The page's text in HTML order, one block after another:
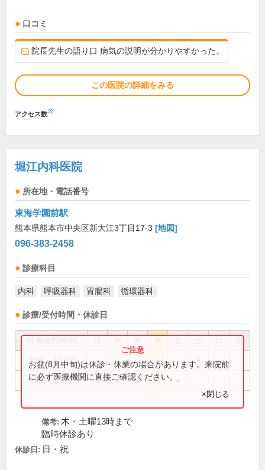
口コミ
院長先生の語り口 病気の説明が分かりやすかった。
この医院の詳細をみる
アクセス数※
堀江内科医院
所在地・電話番号
東海学園前駅
熊本県熊本市中央区新大江3丁目17-3 [地図]
096-383-2458
診療科目
内科 呼吸器科 胃腸科 循環器科
診療/受付時間・休診日
祝
9:00～13:00 ●
9:00～18:00 ● ● ●
お盆(8月中旬)は休診・休業の場合があります。来院前
に必ず医療機関に直接ご確認ください。
×閉じる
備考: 木・土曜13時まで
臨時休診あり
休診日: 日・祝